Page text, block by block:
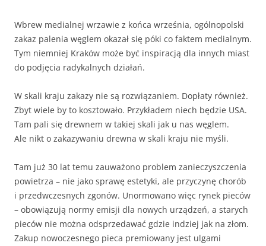
Wbrew medialnej wrzawie z końca września, ogólnopolski
zakaz palenia węglem okazał się póki co faktem medialnym.
Tym niemniej Kraków może być inspiracją dla innych miast
do podjęcia radykalnych działań.
W skali kraju zakazy nie są rozwiązaniem. Dopłaty również.
Zbyt wiele by to kosztowało. Przykładem niech będzie USA.
Tam pali się drewnem w takiej skali jak u nas węglem.
Ale nikt o zakazywaniu drewna w skali kraju nie myśli.
Tam już 30 lat temu zauważono problem zanieczyszczenia
powietrza – nie jako sprawę estetyki, ale przyczynę chorób
i przedwczesnych zgonów. Unormowano więc rynek pieców
– obowiązują normy emisji dla nowych urządzeń, a starych
pieców nie można odsprzedawać gdzie indziej jak na złom.
Zakup nowoczesnego pieca premiowany jest ulgami